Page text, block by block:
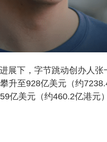
展下，字节跳动创办人张
升至928亿美元（约
亿美元（约460.2亿港元